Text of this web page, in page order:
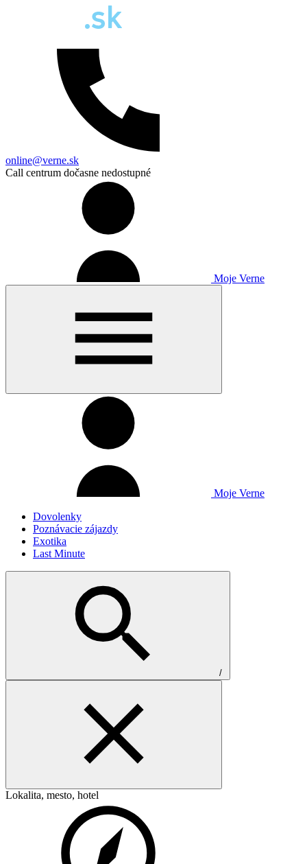
online@verne.sk
Call centrum dočasne nedostupné
Moje Verne
Moje Verne
Dovolenky
Poznávacie zájazdy
Exotika
Last Minute
/
Lokalita, mesto, hotel